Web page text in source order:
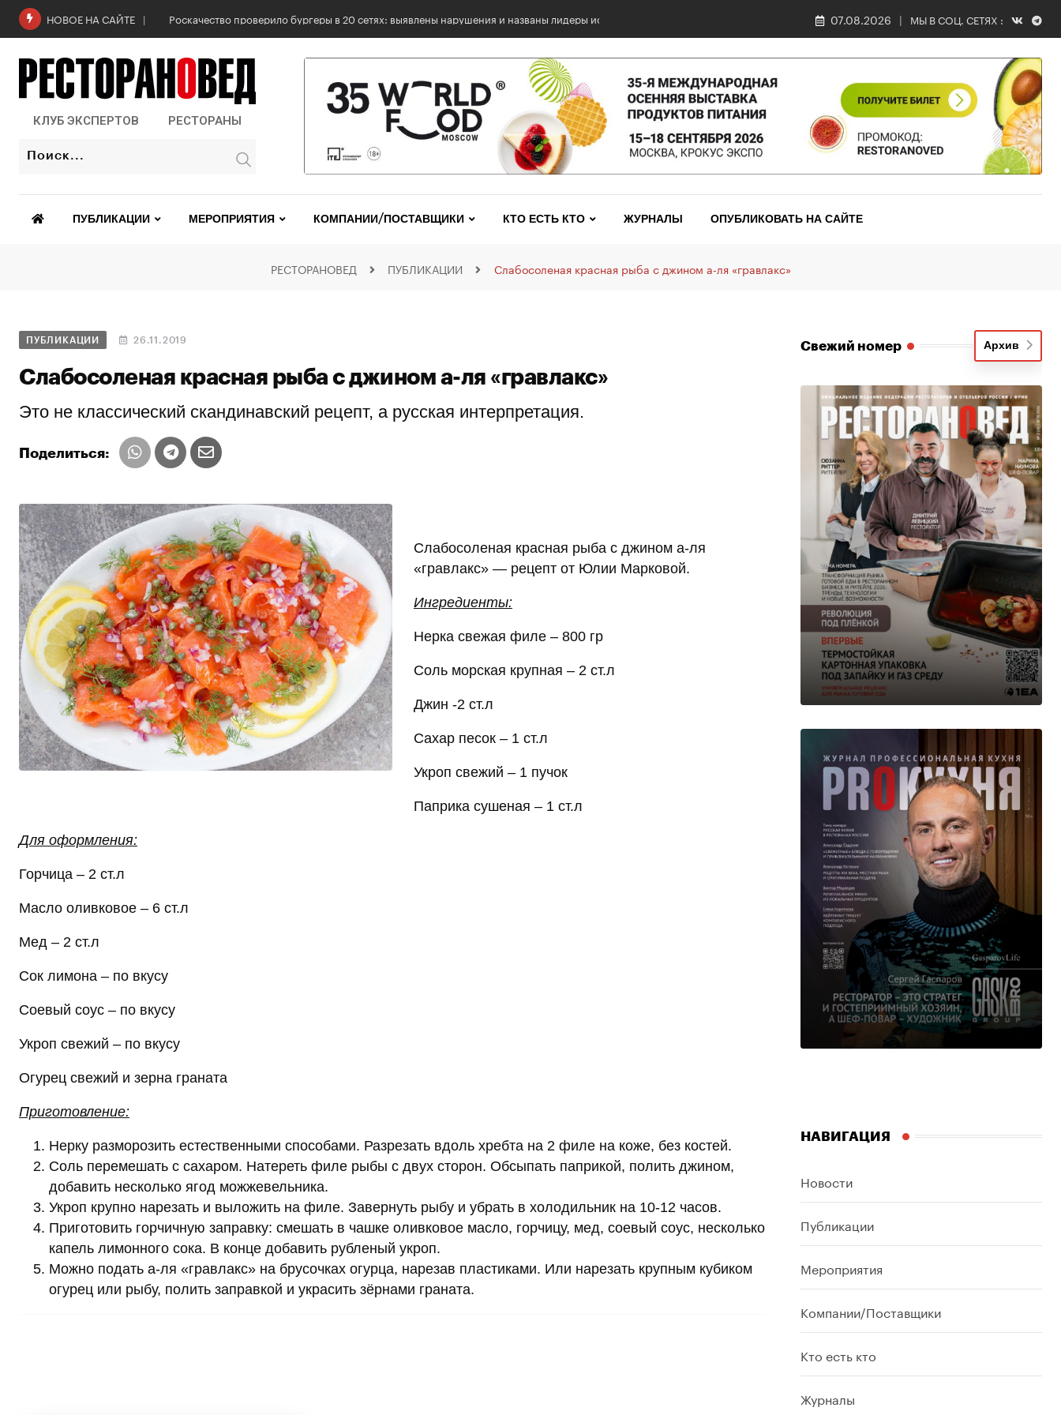
НОВОЕ НА САЙТЕ Роскачество проверило бургеры в 20 сетях: выявлены нарушения и названы лидеры исследования 07.08.2026 МЫ В СОЦ. СЕТЯХ :
КЛУБ ЭКСПЕРТОВ РЕСТОРАНЫ
ПУБЛИКАЦИИ МЕРОПРИЯТИЯ КОМПАНИИ/ПОСТАВЩИКИ КТО ЕСТЬ КТО ЖУРНАЛЫ ОПУБЛИКОВАТЬ НА САЙТЕ
РЕСТОРАНОВЕД ПУБЛИКАЦИИ Слабосоленая красная рыба с джином а-ля «гравлакс»
ПУБЛИКАЦИИ 26.11.2019
Слабосоленая красная рыба с джином а-ля «гравлакс»
Это не классический скандинавский рецепт, а русская интерпретация.
Поделиться:
Слабосоленая красная рыба с джином а-ля
«гравлакс» — рецепт от Юлии Марковой.
Ингредиенты:
Нерка свежая филе – 800 гр
Соль морская крупная – 2 ст.л
Джин -2 ст.л
Сахар песок – 1 ст.л
Укроп свежий – 1 пучок
Паприка сушеная – 1 ст.л
Для оформления:
Горчица – 2 ст.л
Масло оливковое – 6 ст.л
Мед – 2 ст.л
Сок лимона – по вкусу
Соевый соус – по вкусу
Укроп свежий – по вкусу
Огурец свежий и зерна граната
Приготовление:
Нерку разморозить естественными способами. Разрезать вдоль хребта на 2 филе на коже, без костей.
Соль перемешать с сахаром. Натереть филе рыбы с двух сторон. Обсыпать паприкой, полить джином,
добавить несколько ягод можжевельника.
Укроп крупно нарезать и выложить на филе. Завернуть рыбу и убрать в холодильник на 10-12 часов.
Приготовить горчичную заправку: смешать в чашке оливковое масло, горчицу, мед, соевый соус, несколько
капель лимонного сока. В конце добавить рубленый укроп.
Можно подать а-ля «гравлакс» на брусочках огурца, нарезав пластиками. Или нарезать крупным кубиком
огурец или рыбу, полить заправкой и украсить зёрнами граната.
Свежий номер Архив
НАВИГАЦИЯ
Новости
Публикации
Мероприятия
Компании/Поставщики
Кто есть кто
Журналы